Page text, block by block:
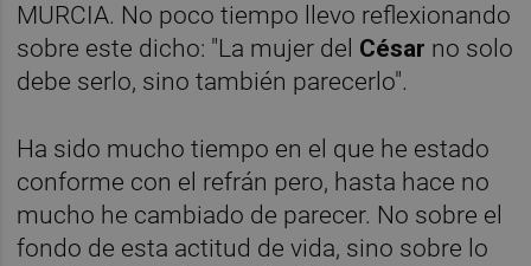
MURCIA. No poco tiempo llevo reflexionando
sobre este dicho: "La mujer del César no solo
debe serlo, sino también parecerlo".
Ha sido mucho tiempo en el que he estado
conforme con el refrán pero, hasta hace no
mucho he cambiado de parecer. No sobre el
fondo de esta actitud de vida, sino sobre lo